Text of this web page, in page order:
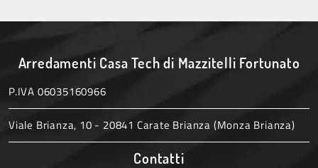
Arredamenti Casa Tech di Mazzitelli Fortunato
P.IVA 06035160966
Viale Brianza, 10 - 20841 Carate Brianza (Monza Brianza)
Contatti